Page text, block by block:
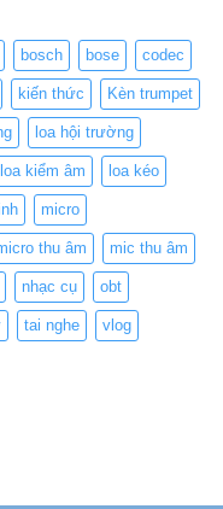
bosch bose codec
kiến thức Kèn trumpet
loa hội trường
loa kiểm âm loa kéo
micro
thu âm mic thu âm
nhạc cụ obt
tai nghe vlog